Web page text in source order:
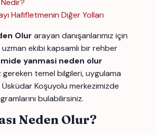
Hafifletmenin Diğer Yolları
Olur arayan danışanlarımız için
ekibi kapsamlı bir rehber
mide yanmasi neden olur
temel bilgileri, uygulama
Koşuyolu merkezimizde
bulabilirsiniz.
Neden Olur?